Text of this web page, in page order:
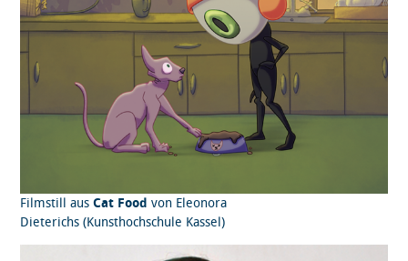
Filmstill ausCat Food von Eleonora
Dieterichs (Kunsthochschule Kassel)